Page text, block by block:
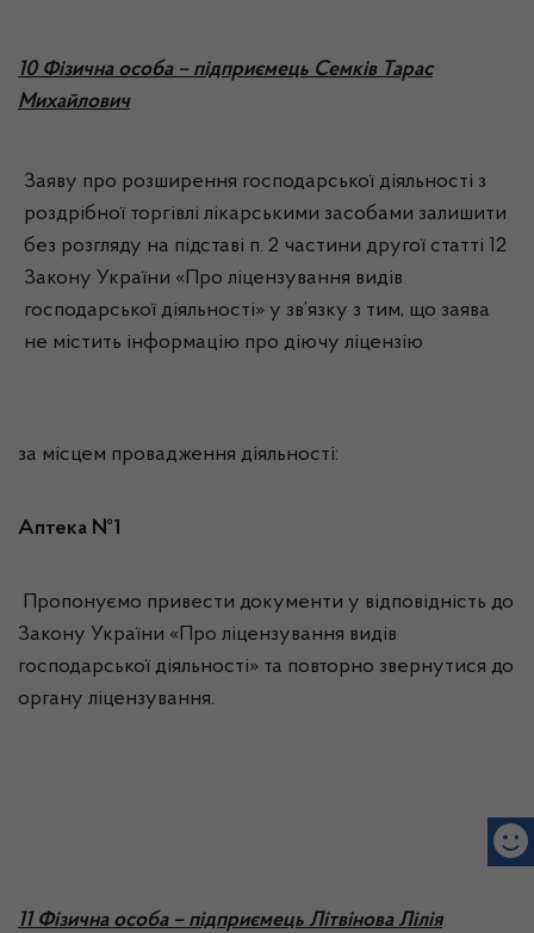
10 Фізична особа – підприємець Семків Тарас
Михайлович
Заяву про розширення господарської діяльності з
роздрібної торгівлі лікарськими засобами залишити
без розгляду на підставі п. 2 частини другої статті 12
Закону України «Про ліцензування видів
господарської діяльності» у зв’язку з тим, що заява
не містить інформацію про діючу ліцензію
за місцем провадження діяльності:
Аптека №1
Пропонуємо привести документи у відповідність до
Закону України «Про ліцензування видів
господарської діяльності» та повторно звернутися до
органу ліцензування.
11 Фізична особа – підприємець Літвінова Лілія